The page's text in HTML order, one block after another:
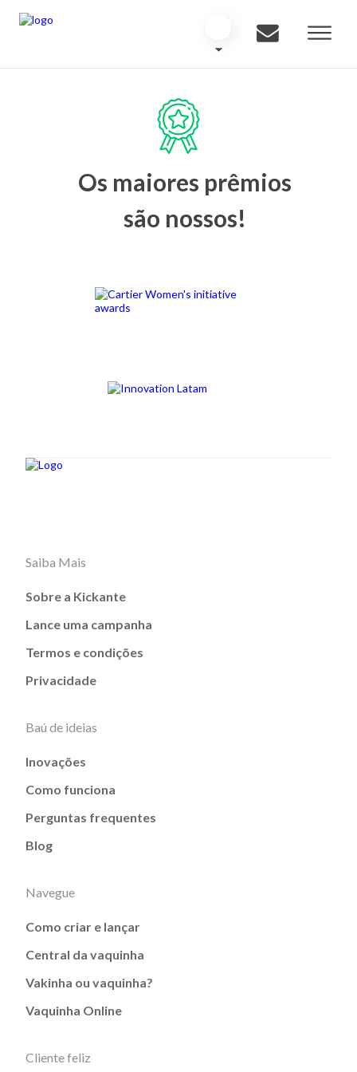
Os maiores prêmios
são nossos!
Saiba Mais
Sobre a Kickante
Lance uma campanha
Termos e condições
Privacidade
Baú de ideias
Inovações
Como funciona
Perguntas frequentes
Blog
Navegue
Como criar e lançar
Central da vaquinha
Vakinha ou vaquinha?
Vaquinha Online
Cliente feliz